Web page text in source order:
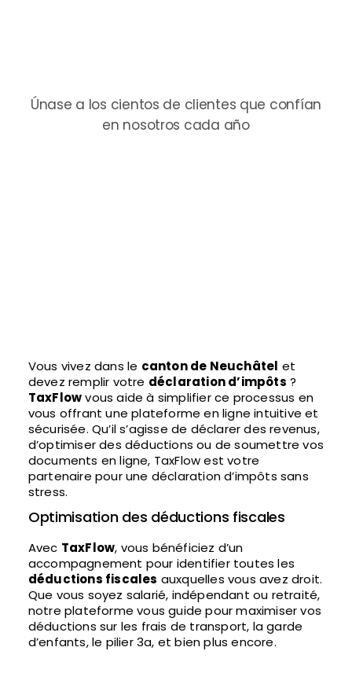
Únase a los cientos de clientes que confían
en nosotros cada año
Vous vivez dans le canton de Neuchâtel et
devez remplir votre déclaration d’impôts ?
TaxFlowvous aide à simplifier ce processus en
vous offrant une plateforme en ligne intuitive et
sécurisée. Qu’il s’agisse de déclarer des revenus,
d’optimiser des déductions ou de soumettre vos
documents en ligne, TaxFlow est votre
partenaire pour une déclaration d’impôts sans
stress.
Optimisation des déductions fiscales
Avec TaxFlow, vous bénéficiez d’un
accompagnement pour identifier toutes les
déductions fiscales auxquelles vous avez droit.
Que vous soyez salarié, indépendant ou retraité,
notre plateforme vous guide pour maximiser vos
déductions sur les frais de transport, la garde
d’enfants, le pilier 3a, et bien plus encore.